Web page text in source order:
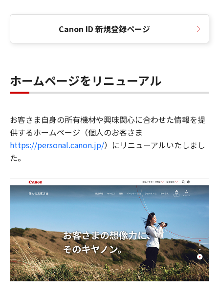
Canon ID 新規登録ページ
ホームページをリニューアル
お客さま自身の所有機材や興味関心に合わせた情報を提
供するホームページ（個人のお客さま
https://personal.canon.jp/）にリニューアルいたしまし
た。